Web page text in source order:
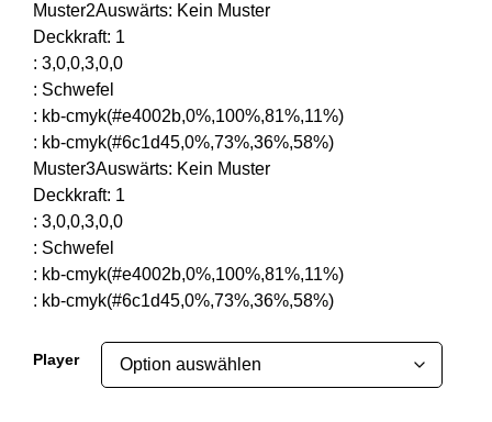
Muster2Auswärts: Kein Muster
Deckkraft: 1
: 3,0,0,3,0,0
: Schwefel
: kb-cmyk(#e4002b,0%,100%,81%,11%)
: kb-cmyk(#6c1d45,0%,73%,36%,58%)
Muster3Auswärts: Kein Muster
Deckkraft: 1
: 3,0,0,3,0,0
: Schwefel
: kb-cmyk(#e4002b,0%,100%,81%,11%)
: kb-cmyk(#6c1d45,0%,73%,36%,58%)
Player